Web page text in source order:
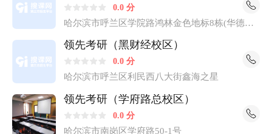
区) 哈尔滨市呼兰区利民西八大街鑫海之星 8. 领先公考(学
院路校区) 哈尔滨市呼兰区学院路鸿林金色地标8栋(华德学
院旁) 9. 领先公考(黑工程校区) 哈尔滨市道外区东直路211
号(黑工程正门对面) 10. 领先公考(哈金融校区) 哈尔滨市香
坊区电碳路54-1号(邮政银行旁)? 11. 领先公考(寄宿集训校
校区) 哈尔滨市哈尔滨工程大学北二道门? 13. 领先公考(西
大直街校区) 哈尔滨市南岗区西大直街439号 14. 领先公考
0.0 分
哈尔滨市呼兰区学院路鸿林金色地标8栋(华德学
领先考研（黑财经校区）
0.0 分
哈尔滨市呼兰区利民西八大街鑫海之星
领先考研（学府路总校区）
0.0 分
哈尔滨市南岗区学府路50-1号